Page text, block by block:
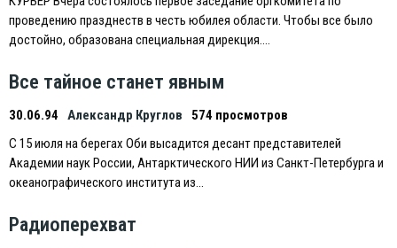
проведению празднеств в честь юбилея области. Чтобы все было
достойно, образована специальная дирекция….
Все тайное станет явным
30.06.94 Александр Круглов
574 просмотров
С 15 июля на берегах Оби высадится десант представителей
Академии наук России, Антарктического НИИ из Санкт-Петербурга и
океанографического института из…
Радиоперехват